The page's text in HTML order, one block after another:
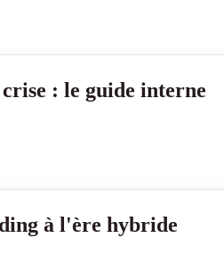
: le guide interne
à l'ère hybride